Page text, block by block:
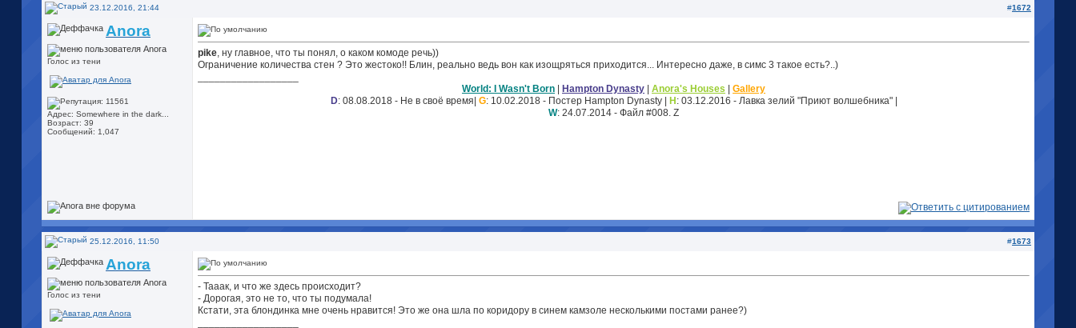
23.12.2016, 21:44 #1672
Anora
Голос из тени
Адрес: Somewhere in the dark...
Возраст: 39
Сообщений: 1,047
pike, ну главное, что ты понял, о каком комоде речь))
Ограничение количества стен ? Это жестоко!! Блин, реально ведь вон как изощряться приходится... Интересно даже, в симс 3 такое есть?..)
World: I Wasn't Born
Hampton Dynasty Anora's Houses
Gallery
D: 08.08.2018 - Не в своё время| G: 10.02.2018 - Постер Hampton Dynasty | H : 03.12.2016 - Лавка зелий "Приют волшебника" |
W: 24.07.2014 - Файл #008. Z
25.12.2016, 11:50 #1673
Anora
Голос из тени
- Тааак, и что же здесь происходит?
- Дорогая, это не то, что ты подумала!
Кстати, эта блондинка мне очень нравится! Это же она шла по коридору в синем камзоле несколькими постами ранее?)